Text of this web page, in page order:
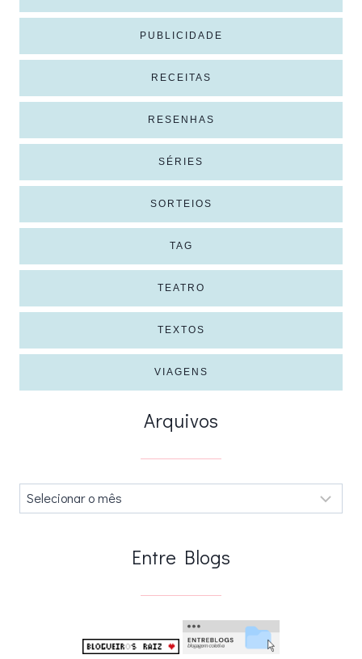
PUBLICIDADE
RECEITAS
RESENHAS
SÉRIES
SORTEIOS
TAG
TEATRO
TEXTOS
VIAGENS
Arquivos
Arquivos
Entre Blogs